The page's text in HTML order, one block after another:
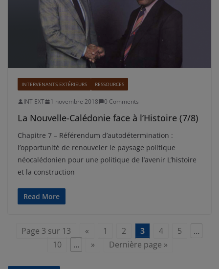
INTERVENANTS EXTÉRIEURS RESSOURCES
INT EXT 1 novembre 2018 0 Comments
La Nouvelle-Calédonie face à l’Histoire (7/8)
Chapitre 7 – Référendum d’autodétermination :
l’opportunité de renouveler le paysage politique
néocalédonien pour une politique de l’avenir L’histoire
et la construction
Read More
Page 3 sur 13 « 1 2 3 4 5
…
10
… » Dernière page »